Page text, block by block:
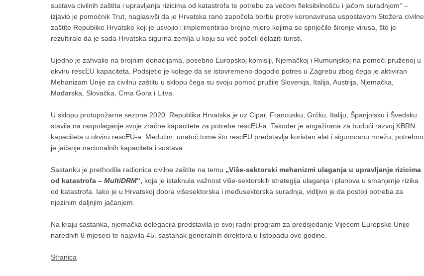
sustava civilnih zaštita i upravljanja rizicima od katastrofa te potrebu za većom fleksibilnošću i jačom suradnjom“ –
izjavio je pomoćnik Trut, naglasivši da je Hrvatska rano započela borbu protiv koronavirusa uspostavom Stožera civilne
zaštite Republike Hrvatske koji je usvojio i implementirao brojne mjere kojima se spriječilo širenje virusa, što je
rezultiralo da je sada Hrvatska sigurna zemlja u koju su već počeli dolaziti turisti.
Ujedno je zahvalio na brojnim donacijama, posebno Europskoj komisiji, Njemačkoj i Rumunjskoj na pomoći pruženoj u
okviru rescEU kapaciteta. Podsjetio je kolege da se istovremeno dogodio potres u Zagrebu zbog čega je aktiviran
Mehanizam Unije za civilnu zaštitu u sklopu čega su svoju pomoć pružile Slovenija, Italija, Austrija, Njemačka,
Mađarska, Slovačka, Crna Gora i Litva.
U sklopu protupožarne sezone 2020. Republika Hrvatska je uz Cipar, Francusku, Grčku, Italiju, Španjolsku i Švedsku
stavila na raspolaganje svoje zračne kapacitete za potrebe rescEU-a. Također je angažirana za budući razvoj KBRN
kapaciteta u okviru rescEU-a. Međutim, unatoč tome što rescEU predstavlja koristan alat i sigurnosnu mrežu, potrebno
je jačanje nacionalnih kapaciteta i sustava.
Sastanku je prethodila radionica civilne zaštite na temu „Više-sektorski mehanizmi ulaganja u upravljanje rizicima
od katastrofa – MultiDRM“, koja je istaknula važnost više-sektorskih strategija ulaganja i planova u smanjenje rizika
od katastrofa. Iako je u Hrvatskoj dobra višesektorska i međusektorska suradnja, vidljivo je da postoji potreba za
njezinim daljnjim jačanjem.
Na kraju sastanka, njemačka delegacija predstavila je svoj radni program za predsjedanje Vijećem Europske Unije
narednih 6 mjeseci te najavila 45. sastanak generalnih direktora u listopadu ove godine.
Stranica